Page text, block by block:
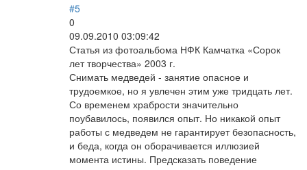
#5
0
09.09.2010 03:09:42
Статья из фотоальбома НФК Камчатка «Сорок
лет творчества» 2003 г.
Снимать медведей - занятие опасное и
трудоемкое, но я увлечен этим уже тридцать лет.
Со временем храбрости значительно
поубавилось, появился опыт. Но никакой опыт
работы с медведем не гарантирует безопасность,
и беда, когда он оборачивается иллюзией
момента истины. Предсказать поведение